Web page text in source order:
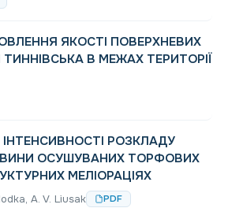
ЯКОСТІ ПОВЕРХНЕВИХ
В МЕЖАХ ТЕРИТОРІЇ
ІНТЕНСИВНОСТІ РОЗКЛАДУ
ОСУШУВАНИХ ТОРФОВИХ
МЕЛІОРАЦІЯХ
A. V. Lіusak PDF